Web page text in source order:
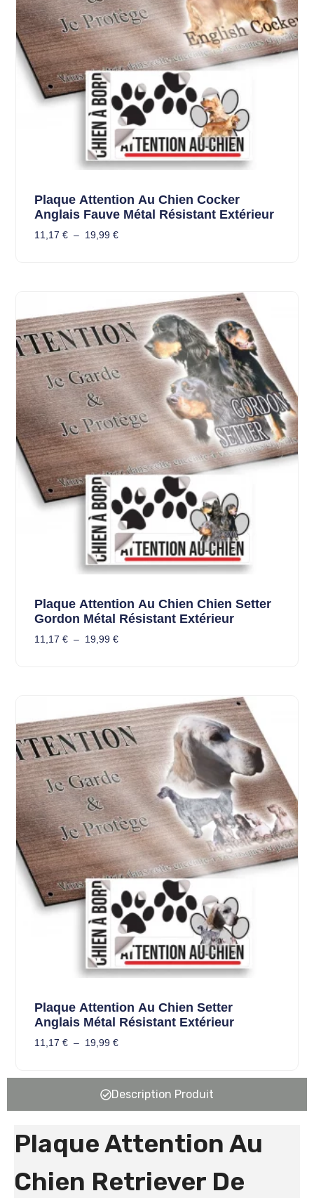
Plaque Attention Au Chien Cocker
Anglais Fauve Métal Résistant Extérieur
11,17 € – 19,99 €
Plaque Attention Au Chien Chien Setter
Gordon Métal Résistant Extérieur
11,17 € – 19,99 €
Plaque Attention Au Chien Setter
Anglais Métal Résistant Extérieur
11,17 € – 19,99 €
Description Produit
Plaque Attention Au
Chien Retriever De